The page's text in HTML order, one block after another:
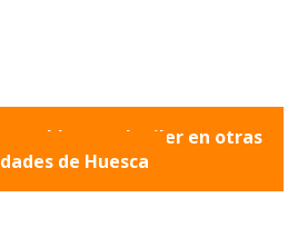
en alquiler en otras
de Huesca